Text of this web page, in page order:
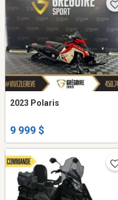
2023 Polaris
9 999 $